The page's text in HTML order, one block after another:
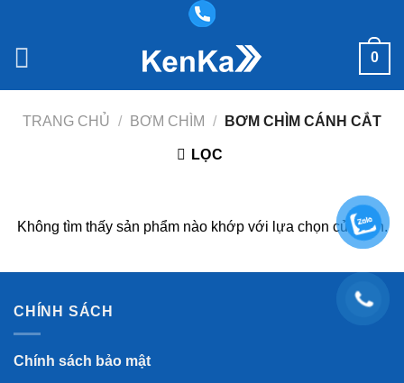
0
TRANG CHỦ / BƠM CHÌM / BƠM CHÌM CÁNH CẮT
LỌC
Không tìm thấy sản phẩm nào khớp với lựa chọn của bạn.
CHÍNH SÁCH
Chính sách bảo mật